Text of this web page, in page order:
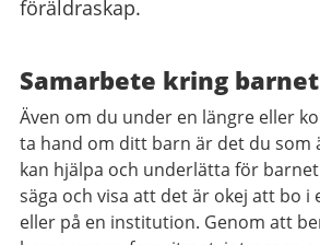
föräldraskap.
Samarbete kring barnet
Även om du under en längre eller
ta hand om ditt barn är det du som
kan hjälpa och underlätta för
säga och visa att det är okej att bo i
eller på en institution. Genom att